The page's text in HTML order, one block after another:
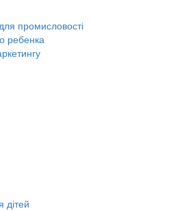
промисловості
ребенка
дітей